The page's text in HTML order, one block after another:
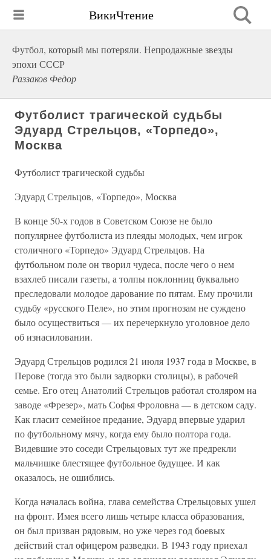
ВикиЧтение
Футбол, который мы потеряли. Непродажные звезды
эпохи СССР
Раззаков Федор
Футболист трагической судьбы
Эдуард Стрельцов, «Торпедо»,
Москва
Футболист трагической судьбы
Эдуард Стрельцов, «Торпедо», Москва
В конце 50-х годов в Советском Союзе не было
популярнее футболиста из плеяды молодых, чем игрок
столичного «Торпедо» Эдуард Стрельцов. На
футбольном поле он творил чудеса, после чего о нем
взахлеб писали газеты, а толпы поклонниц буквально
преследовали молодое дарование по пятам. Ему прочили
судьбу «русского Пеле», но этим прогнозам не суждено
было осуществиться — их перечеркнуло уголовное дело
об изнасиловании.
Эдуард Стрельцов родился 21 июля 1937 года в Москве, в
Перове (тогда это были задворки столицы), в рабочей
семье. Его отец Анатолий Стрельцов работал столяром на
заводе «Фрезер», мать Софья Фроловна — в детском саду.
Как гласит семейное предание, Эдуард впервые ударил
по футбольному мячу, когда ему было полтора года.
Видевшие это соседи Стрельцовых тут же предрекли
мальчишке блестящее футбольное будущее. И как
оказалось, не ошиблись.
Когда началась война, глава семейства Стрельцовых ушел
на фронт. Имея всего лишь четыре класса образования,
он был призван рядовым, но уже через год боевых
действий стал офицером разведки. В 1943 году приехал